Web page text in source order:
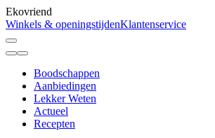
Ekovriend
Winkels & openingstijdenKlantenservice
Boodschappen
Aanbiedingen
Lekker Weten
Actueel
Recepten